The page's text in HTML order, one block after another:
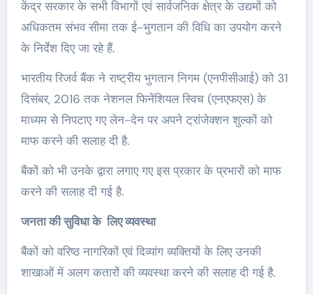
केंद्र सरकार के सभी विभागों एवं सार्वजनिक क्षेत्र के उद्यमों को
अधिकतम संभव सीमा तक ई-भुगतान की विधि का उपयोग करने
के निर्देश दिए जा रहे हैं.
भारतीय रिजर्व बैंक ने राष्‍ट्रीय भुगतान निगम (एनपीसीआई) को 31
दिसंबर, 2016 तक नेशनल फिनेंशियल स्‍विच (एनएफएस) के
माध्‍यम से निपटाए गए लेन-देन पर अपने ट्रांजेक्‍शन शुल्‍कों को
माफ करने की सलाह दी है.
बैंकों को भी उनके द्वारा लगाए गए इस प्रकार के प्रभारों को माफ
करने की सलाह दी गई है.
जनता की सुविधा के लिए व्‍यवस्‍था
बैंकों को वरिष्‍ठ नागरिकों एवं दिव्‍यांग व्‍यक्‍तियों के लिए उनकी
शाखाओं में अलग कतारों की व्‍यवस्‍था करने की सलाह दी गई है.